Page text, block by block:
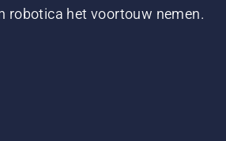
robotica het voortouw nemen.